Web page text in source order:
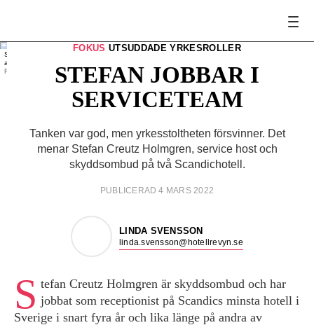
Stefan Creutz Holmgren i receptionen på sin ena
arbetsplats.
FOTO:
Marc Femenia
FOKUSUTSUDDADE YRKESROLLER
STEFAN JOBBAR I
SERVICETEAM
Tanken var god, men yrkesstoltheten försvinner. Det
menar Stefan Creutz Holmgren, service host och
skyddsombud på två Scandichotell.
PUBLICERAD 4 MARS 2022
LINDA SVENSSON
linda.svensson@hotellrevyn.se
S tefan Creutz Holmgren är skyddsombud och har
jobbat som receptionist på Scandics minsta hotell i
Sverige i snart fyra år och lika länge på andra av